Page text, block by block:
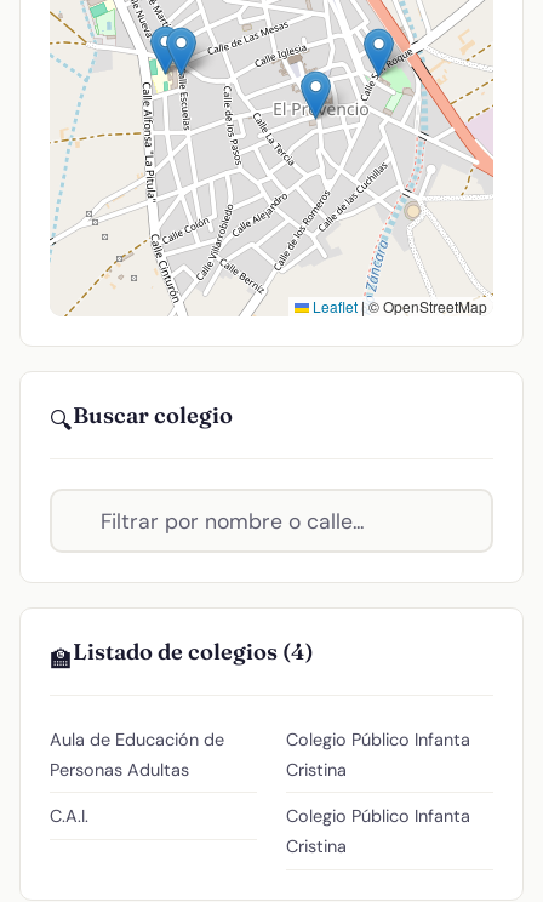
Leaflet|© OpenStreetMap
🔍Buscar colegio
🏫Listado de colegios (4)
Aula de Educación de
Personas Adultas
C.A.I.
Colegio Público Infanta
Cristina
Colegio Público Infanta
Cristina